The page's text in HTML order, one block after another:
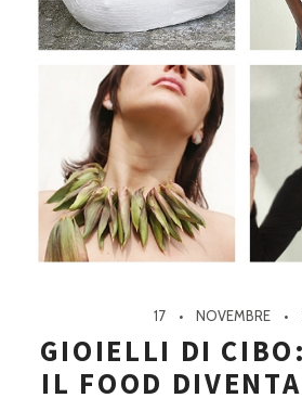
17 NOVEMBRE
GIOIELLI DI
IL FOOD